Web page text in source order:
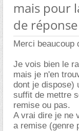
mais pour
de
Merci beaucoup
Je vois bien le
mais je n'en
dont je dispose)
suffit de mettre
remise ou pas.
A vrai dire je ne
a remise (genre